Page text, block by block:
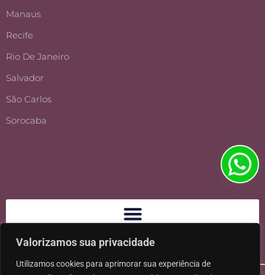
Valorizamos sua privacidade
Utilizamos cookies para aprimorar sua experiência de
Manaus
Recife
Rio De Janeiro
Salvador
São Carlos
Sorocaba